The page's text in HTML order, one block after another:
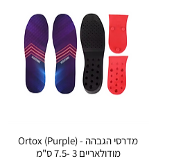
מדרסי הגבהה - Ortox (Purple)
מודולאריים 3 -7.5 ס"מ